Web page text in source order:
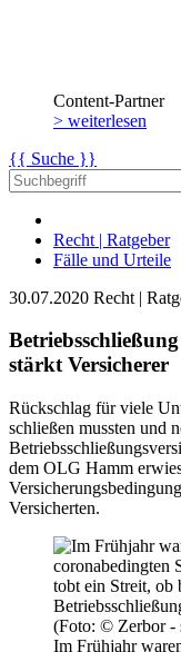
Content-Partner
> weiterlesen
{{ Suche }}
Recht | Ratgeber
Fälle und Urteile
30.07.2020 Recht |
stärkt Versicherer
Rückschlag für viele
schließen mussten und
dem OLG Hamm
Versicherten.
Im Frühjahr